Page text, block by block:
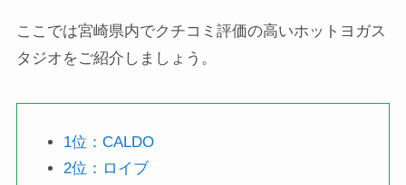
ここでは宮崎県内でクチコミ評価の高いホットヨガス
タジオをご紹介しましょう。
1位：CALDO
2位：ロイブ